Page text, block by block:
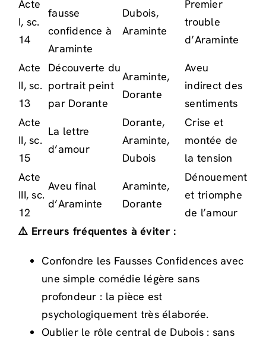
Acte
I, sc.
14
fausse
confidence à
Araminte
Dubois,
Araminte
Premier
trouble
d’Araminte
Acte
II, sc.
13
Découverte du
portrait peint
par Dorante
Araminte,
Dorante
Aveu
indirect des
sentiments
Acte
II, sc.
15
La lettre
d’amour
Dorante,
Araminte,
Dubois
Crise et
montée de
la tension
Acte
III, sc.
12
Aveu final
d’Araminte
Araminte,
Dorante
Dénouement
et triomphe
de l’amour
⚠️ Erreurs fréquentes à éviter :
Confondre les Fausses Confidences avec
une simple comédie légère sans
profondeur : la pièce est
psychologiquement très élaborée.
Oublier le rôle central de Dubois : sans